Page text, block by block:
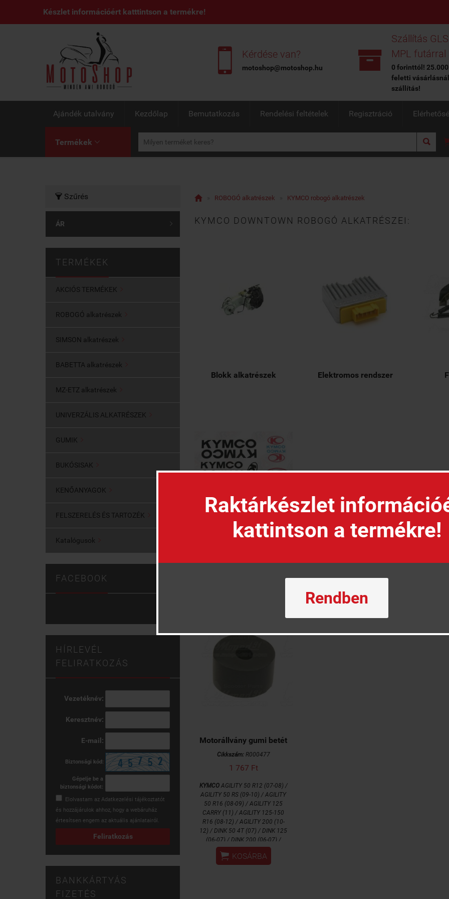
Raktárkészlet
kattintson a termékre!
Rendben
Készlet információért katttintson a termékre!
 Kérdése van?
motoshop@motoshop.hu 
Szállítás
MPL futárral
0 forinttól!
feletti
szállítás!
Ajándék utalvány Kezdőlap Bemutatkozás Rendelési feltételek Regisztráció
Termékek  
 Szűrés
ÁR 
TERMÉKEK
AKCIÓS TERMÉKEK
ROBOGÓ alkatrészek
SIMSON alkatrészek
BABETTA alkatrészek
MZ-ETZ alkatrészek
UNIVERZÁLIS ALKATRÉSZEK
GUMIK
BUKÓSISAK
KENŐANYAGOK
FELSZERELÉS ÉS TARTOZÉK
Katalógusok
FACEBOOK
HÍRLEVÉL
FELIRATKOZÁS
Vezetéknév:
Keresztnév:
E-mail:
Biztonsági kód:
Gépelje be a
biztonsági kódot:
Elolvastam az Adatkezelési tájékoztatót
és hozzájárulok ahhoz, hogy a webáruház
értesítsen engem az aktuális ajánlatairól.
Feliratkozás
BANKKÁRTYÁS
FIZETÉS
 ROBOGÓ alkatrészek KYMCO robogó alkatrészek
KYMCO DOWNTOWN ROBOGÓ ALKATRÉSZEI:
Blokk alkatrészek Elektromos rendszer
Motorállvány gumi betét
Cikkszám:R000477
1 767 Ft
KYMCOAGILITY 50 R12 (07-08) /
AGILITY 50 RS (09-10) / AGILITY
50 R16 (08-09) / AGILITY 125
CARRY (11) / AGILITY 125-150
R16 (08-12) / AGILITY 200 (10-
12) / DINK 50 4T (07) / DINK 125
(06-07) / DINK 200 (06-07) /
DOWNTOWN 300 (09-10) / LIKE
50 (09) / LIKE 125 (12) / LIKE
200 (09-12) / PEOPLE S 50 4T
 KOSÁRBA